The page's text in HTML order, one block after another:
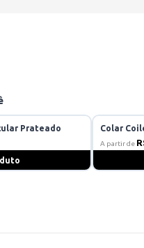
Prateado Colar
A partir de